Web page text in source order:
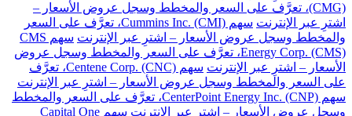
(CMG)، تعرَّف على السعر والمخطط وسجل عروض الأسعار –
اشترِ عبر الإنترنت
سهم Cummins Inc. (CMI)، تعرَّف على السعر
والمخطط وسجل عروض الأسعار – اشترِ عبر الإنترنت
سهم CMS
Energy Corp. (CMS)، تعرَّف على السعر والمخطط وسجل عروض
الأسعار – اشترِ عبر الإنترنت
سهم Centene Corp. (CNC)، تعرَّف
على السعر والمخطط وسجل عروض الأسعار – اشترِ عبر الإنترنت
سهم CenterPoint Energy Inc. (CNP)، تعرَّف على السعر والمخطط
وسجل عروض الأسعار – اشترِ عبر الإنترنت
سهم Capital One